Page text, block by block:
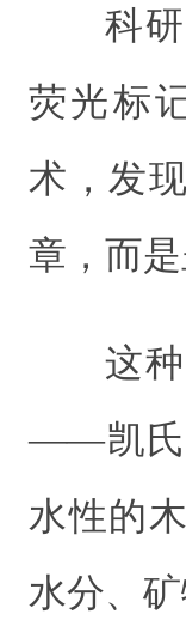
科
荧光标
术，发
章，而
这
——凯氏
水性的
水分、